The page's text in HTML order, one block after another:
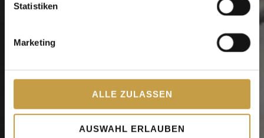
Statistiken
Marketing
ALLE ZULASSEN
AUSWAHL ERLAUBEN